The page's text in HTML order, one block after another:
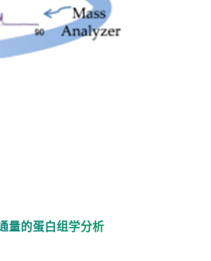
量的蛋白组学分析